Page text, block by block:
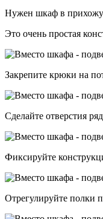
Нужен шкаф в
Это очень простая
Закрепите крюки на
Сделайте отверстия
Фиксируйте
Отрегулируйте полки